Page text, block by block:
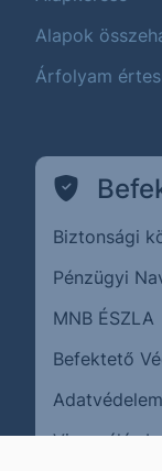
Alapok
Árfolyam
Biztonsági
Pénzügyi
MNB ÉSZLA
Befektető
Adatvédelem
Visszaélés